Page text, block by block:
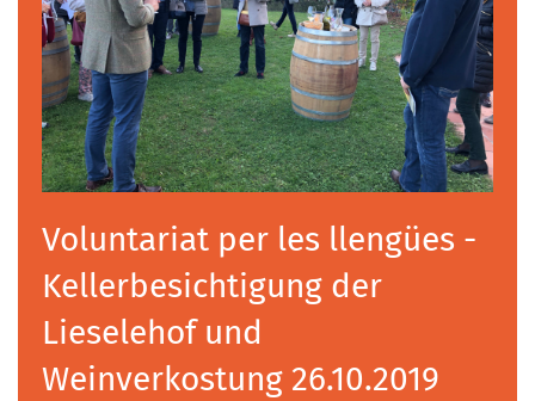
Voluntariat per les llengües -
Kellerbesichtigung der
Lieselehof und
Weinverkostung 26.10.2019